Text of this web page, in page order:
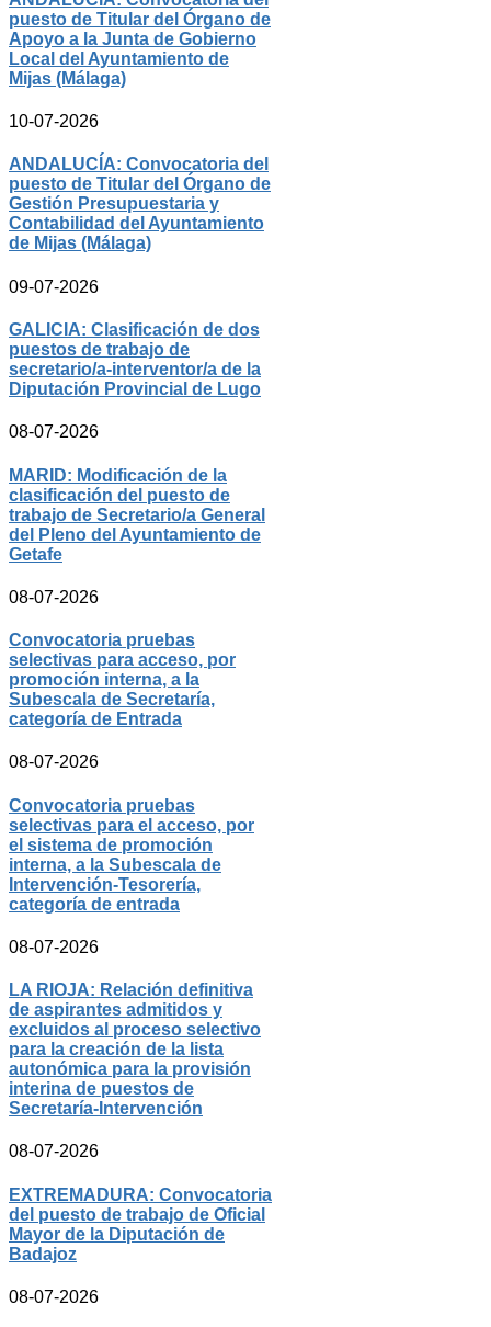
puesto de Titular del Órgano de
Apoyo a la Junta de Gobierno
Local del Ayuntamiento de
Mijas (Málaga)
10-07-2026
ANDALUCÍA: Convocatoria del
puesto de Titular del Órgano de
Gestión Presupuestaria y
Contabilidad del Ayuntamiento
de Mijas (Málaga)
09-07-2026
GALICIA: Clasificación de dos
puestos de trabajo de
secretario/a-interventor/a de la
Diputación Provincial de Lugo
08-07-2026
MARID: Modificación de la
clasificación del puesto de
trabajo de Secretario/a General
del Pleno del Ayuntamiento de
Getafe
08-07-2026
Convocatoria pruebas
selectivas para acceso, por
promoción interna, a la
Subescala de Secretaría,
categoría de Entrada
08-07-2026
Convocatoria pruebas
selectivas para el acceso, por
el sistema de promoción
interna, a la Subescala de
Intervención-Tesorería,
categoría de entrada
08-07-2026
LA RIOJA: Relación definitiva
de aspirantes admitidos y
excluidos al proceso selectivo
para la creación de la lista
autonómica para la provisión
interina de puestos de
Secretaría-Intervención
08-07-2026
EXTREMADURA: Convocatoria
del puesto de trabajo de Oficial
Mayor de la Diputación de
Badajoz
08-07-2026